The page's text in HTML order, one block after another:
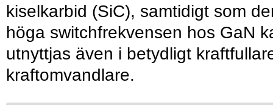
kiselkarbid (SiC), samtidigt som
höga switchfrekvensen hos GaN
utnyttjas även i betydligt
kraftomvandlare.